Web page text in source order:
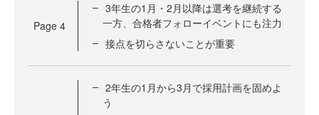
Page 4
3年生の1月・2月以降は選考を継続する
一方、合格者フォローイベントにも注力
接点を切らさないことが重要
2年生の1月から3月で採用計画を固めよ
う